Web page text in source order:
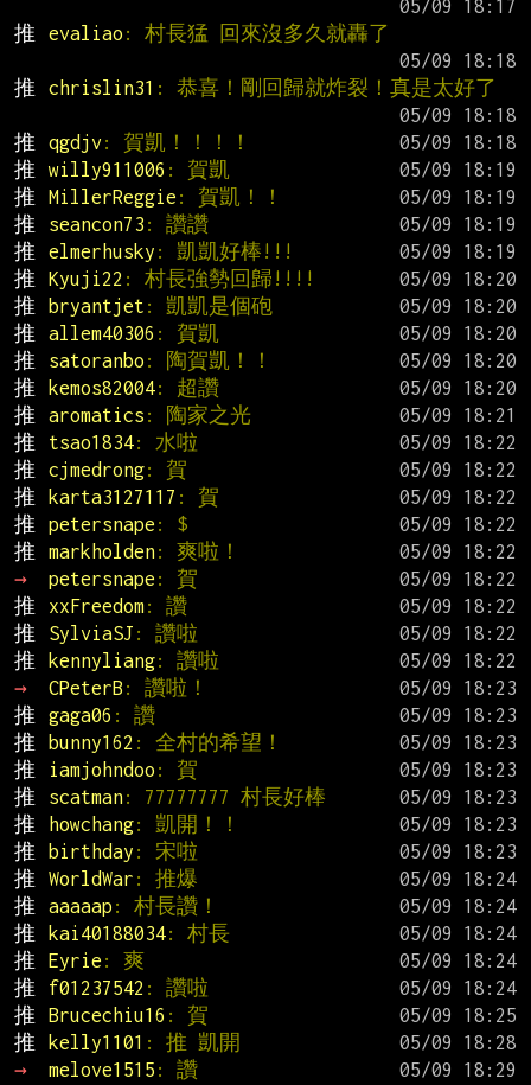
推
evaliao : 村長猛 回來沒多久就轟了
推
chrislin31 : 恭喜！剛回歸就炸裂！真是太好了
推
qgdjv : 賀凱！！！！
推
willy911006 : 賀凱
推
MillerReggie : 賀凱！！
推
seancon73 : 讚讚
推
elmerhusky : 凱凱好棒!!!
推
Kyuji22 : 村長強勢回歸!!!!
推
bryantjet : 凱凱是個砲
推
allem40306 : 賀凱
推
satoranbo : 陶賀凱！！
推
kemos82004: 超讚
推
aromatics : 陶家之光
推
tsao1834: 水啦
推
cjmedrong: 賀
推
karta3127117 : 賀
推
petersnape : $
推
markholden: 爽啦！
→
petersnape : 賀
推
xxFreedom: 讚
推
SylviaSJ : 讚啦
推
kennyliang: 讚啦
→
CPeterB : 讚啦！
推
gaga06 : 讚
推
bunny162 : 全村的希望！
推
iamjohndoo : 賀
推
scatman: 77777777 村長好棒
推
howchang: 凱開！！
推
birthday : 宋啦
推
WorldWar : 推爆
推
aaaaap : 村長讚！
推
kai40188034: 村長
推
Eyrie : 爽
推
f01237542 : 讚啦
推
Brucechiu16 : 賀
推
kelly1101 : 推 凱開
→
melove1515 : 讚